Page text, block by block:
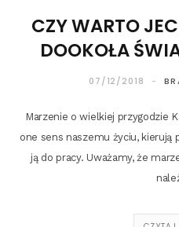
CZY WARTO
DOOKOŁA
07/12/2018
Marze­nie o wiel­kiej przy­go­dzie
one sens nasze­mu życiu,
ją do pra­cy. Uwa­ża­my, że